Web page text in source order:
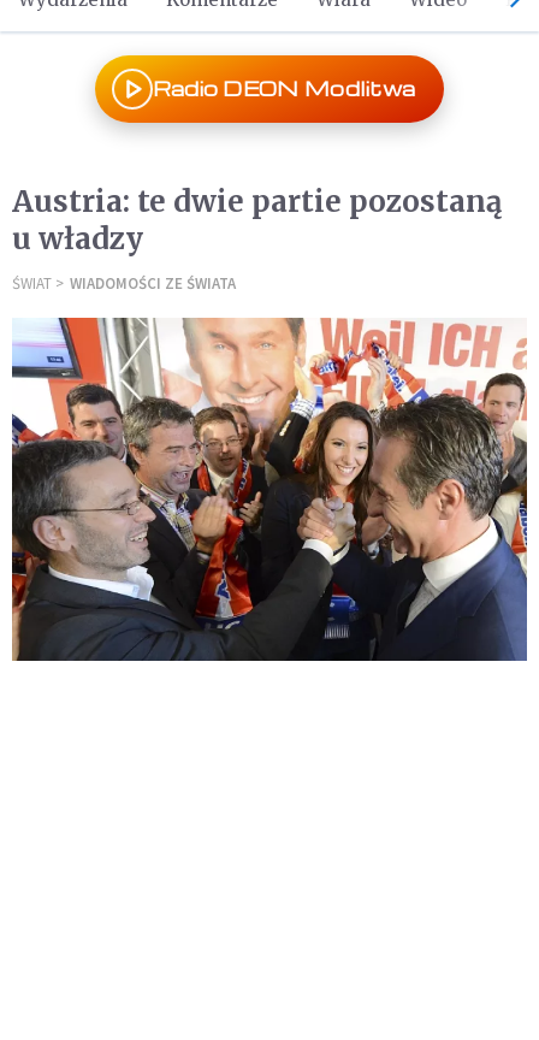
Radio DEON Modlitwa
Austria: te dwie partie pozostaną
u władzy
ŚWIAT WIADOMOŚCI ZE ŚWIATA